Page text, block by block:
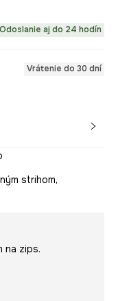
Odoslanie aj do 24 hodín
Vrátenie do 30 dní
strihom,
na zips.